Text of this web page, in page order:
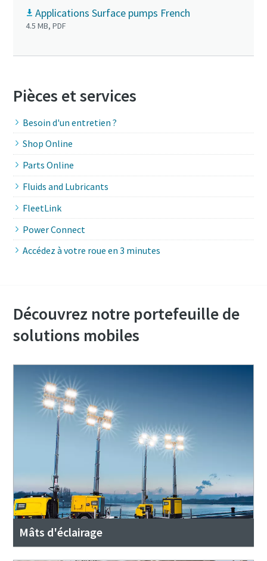
Applications Surface pumps French
4.5 MB, PDF
Pièces et services
Besoin d'un entretien ?
Shop Online
Parts Online
Fluids and Lubricants
FleetLink
Power Connect
Accédez à votre roue en 3 minutes
Découvrez notre portefeuille de
solutions mobiles
Mâts d'éclairage